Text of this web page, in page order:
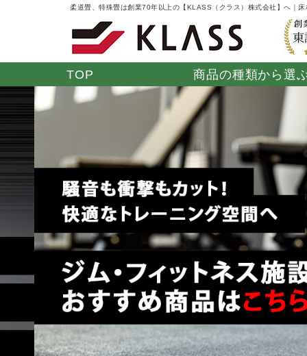
柔道畳、特殊畳は創業70年以上の【KLASS（クラス）株式会社】へ｜
TOP 商品の種類から選
ジムボード ネオ
フィットネス用
ラバーマット
ウォッ
「き
防水ソフト畳
「やわらぎ」
湯上がりたたみ
モダン
ペッ
学校関係・公共施
設
ホテル・旅館・温
浴施設
スポ